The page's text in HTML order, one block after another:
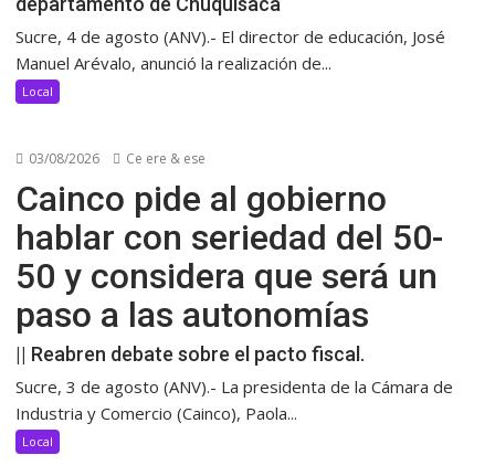
Sucre, 4 de agosto (ANV).- El director de educación, José
Manuel Arévalo, anunció la realización de...
Local
03/08/2026 Ce ere & ese
Cainco pide al gobierno
hablar con seriedad del 50-
50 y considera que será un
paso a las autonomías
|| Reabren debate sobre el pacto fiscal.
Sucre, 3 de agosto (ANV).- La presidenta de la Cámara de
Industria y Comercio (Cainco), Paola...
Local